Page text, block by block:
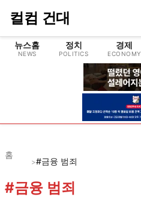
컬컴 건대
뉴스홈
NEWS
정치
POLITICS
경제
ECONOMY
홈
>#금융 범죄
#금융 범죄